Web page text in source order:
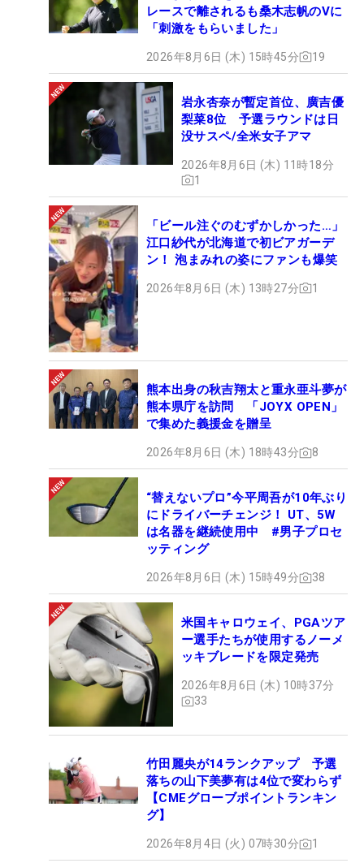
レースで離されるも桑木志帆のVに
「刺激をもらいました」
2026年8月6日 (木) 15時45分 19
岩永杏奈が暫定首位、廣吉優
梨菜8位 予選ラウンドは日
没サスペ/全米女子アマ
2026年8月6日 (木) 11時18分
1
「ビール注ぐのむずかしかった…」
江口紗代が北海道で初ビアガーデ
ン！ 泡まみれの姿にファンも爆笑
2026年8月6日 (木) 13時27分 1
熊本出身の秋吉翔太と重永亜斗夢が
熊本県庁を訪問 「JOYX OPEN」
で集めた義援金を贈呈
2026年8月6日 (木) 18時43分 8
“替えないプロ”今平周吾が10年ぶり
にドライバーチェンジ！ UT、5W
は名器を継続使用中 #男子プロセ
ッティング
2026年8月6日 (木) 15時49分 38
米国キャロウェイ、PGAツア
ー選手たちが使用するノーメ
ッキブレードを限定発売
2026年8月6日 (木) 10時37分
33
竹田麗央が14ランクアップ 予選
落ちの山下美夢有は4位で変わらず
【CMEグローブポイントランキン
グ】
2026年8月4日 (火) 07時30分 1